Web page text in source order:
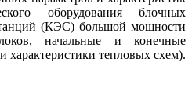
оборудования блочных
(КЭС) большой мощности
начальные и конечные
характеристики тепловых схем).